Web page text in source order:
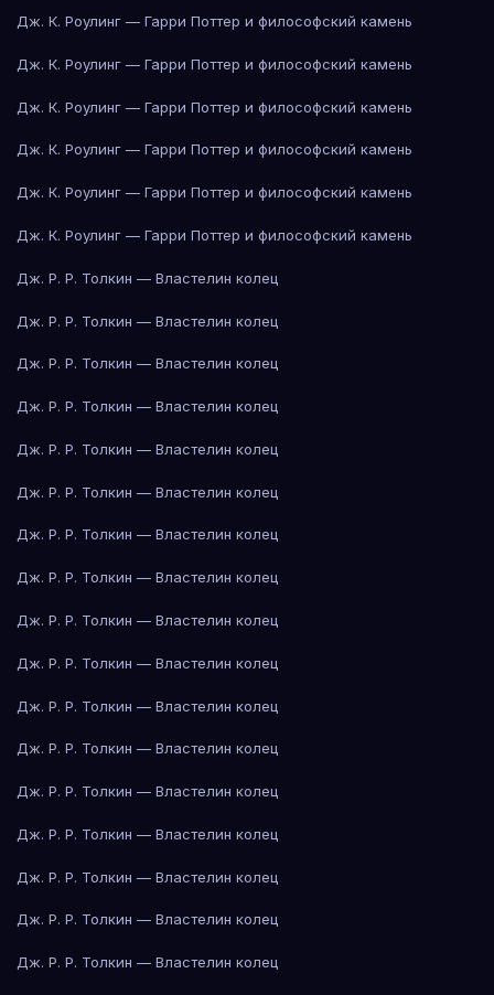
Дж. К. Роулинг — Гарри Поттер и философский камень
Дж. К. Роулинг — Гарри Поттер и философский камень
Дж. К. Роулинг — Гарри Поттер и философский камень
Дж. К. Роулинг — Гарри Поттер и философский камень
Дж. К. Роулинг — Гарри Поттер и философский камень
Дж. К. Роулинг — Гарри Поттер и философский камень
Дж. Р. Р. Толкин — Властелин колец
Дж. Р. Р. Толкин — Властелин колец
Дж. Р. Р. Толкин — Властелин колец
Дж. Р. Р. Толкин — Властелин колец
Дж. Р. Р. Толкин — Властелин колец
Дж. Р. Р. Толкин — Властелин колец
Дж. Р. Р. Толкин — Властелин колец
Дж. Р. Р. Толкин — Властелин колец
Дж. Р. Р. Толкин — Властелин колец
Дж. Р. Р. Толкин — Властелин колец
Дж. Р. Р. Толкин — Властелин колец
Дж. Р. Р. Толкин — Властелин колец
Дж. Р. Р. Толкин — Властелин колец
Дж. Р. Р. Толкин — Властелин колец
Дж. Р. Р. Толкин — Властелин колец
Дж. Р. Р. Толкин — Властелин колец
Дж. Р. Р. Толкин — Властелин колец